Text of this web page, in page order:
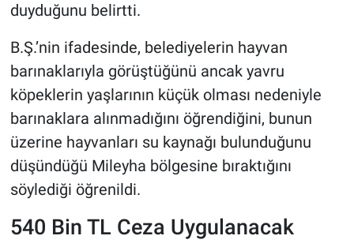
duyduğunu belirtti.
B.Ş.’nin ifadesinde, belediyelerin hayvan
barınaklarıyla görüştüğünü ancak yavru
köpeklerin yaşlarının küçük olması nedeniyle
barınaklara alınmadığını öğrendiğini, bunun
üzerine hayvanları su kaynağı bulunduğunu
düşündüğü Mileyha bölgesine bıraktığını
söylediği öğrenildi.
540 Bin TL Ceza Uygulanacak